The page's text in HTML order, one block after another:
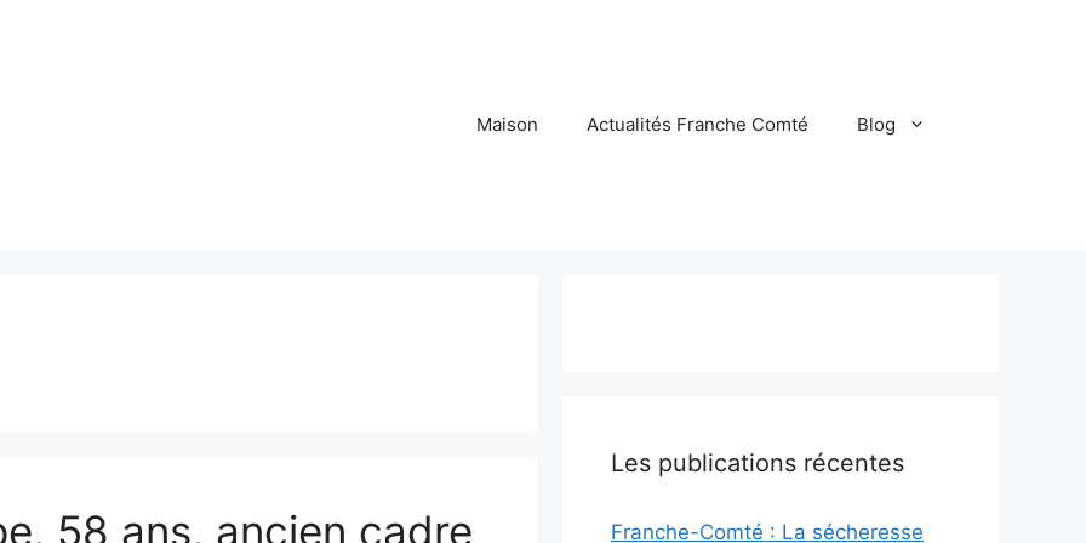
Maison Actualités Franche Comté Blog
58 ans, ancien cadre
Les publications récentes
Franche-Comté : La sécheresse